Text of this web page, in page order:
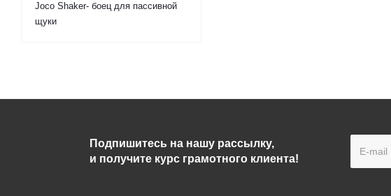
Joco Shaker- боец для пассивной
щуки
Подпишитесь на нашу рассылку,
и получите курс грамотного клиента!